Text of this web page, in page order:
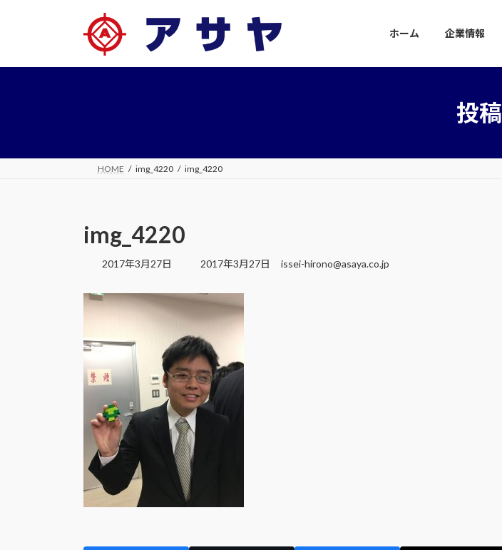
プ
動
ホーム 企業情報
投稿
HOME img_4220 img_4220
img_4220
2017年3月27日
最
更
日
時
:
2017年3月27日 issei-hirono@asaya.co.jp